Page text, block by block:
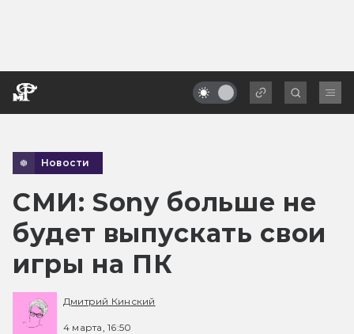
Новости
СМИ: Sony больше не
будет выпускать свои
игры на ПК
Дмитрий Кинский
4 марта, 16:50